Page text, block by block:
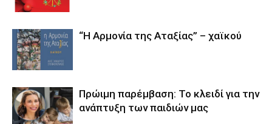
“Η Αρμονία της Αταξίας” – χαϊκού
Πρώιμη παρέμβαση: Το κλειδί για την
ανάπτυξη των παιδιών µας